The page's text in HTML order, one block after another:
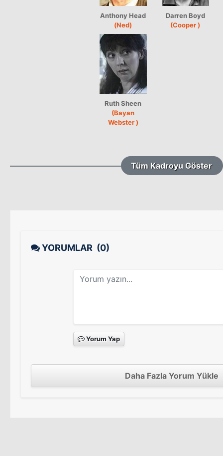
Anthony Head
(Ned)
Darren Boyd
(Cooper )
Ruth Sheen
(Bayan
Webster )
Tüm Kadroyu Göster
YORUMLAR (0)
Yorum Yap
Daha Fazla Yorum Yükle